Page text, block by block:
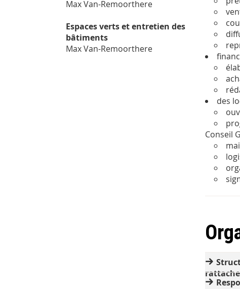
des
Conseil
Max Van-Remoorthere
Espaces verts et entretien des
bâtiments
Max Van-Remoorthere